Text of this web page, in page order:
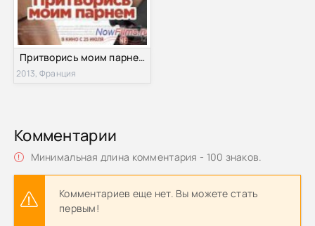
Притворись моим парнем (2013)
2013, Франция
Комментарии
Минимальная длина комментария - 100 знаков.
Комментариев еще нет. Вы можете стать
первым!